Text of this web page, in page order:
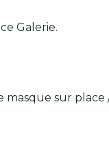
Galerie.
sur place